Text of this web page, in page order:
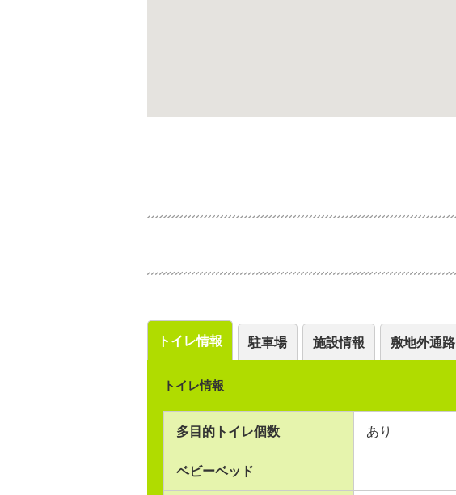
トイレ情報 駐車場 施設情報 敷地外通路
トイレ情報
多目的トイレ個数 あり
ベビーベッド